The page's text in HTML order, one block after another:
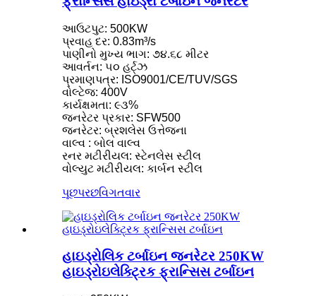
આઉટપુટ: 500KW
પ્રવાહ દર: 0.83m³/s
પાણીનો મુખ્ય ભાગ: ૭૪.૬૮ મીટર
આવર્તન: ૫૦ હર્ટ્ઝ
પ્રમાણપત્ર: ISO9001/CE/TUV/SGS
વોલ્ટેજ: 400V
કાર્યક્ષમતા: ૯૩%
જનરેટર પ્રકાર: SFW500
જનરેટર: બ્રશલેસ ઉત્તેજના
વાલ્વ : બોલ વાલ્વ
રનર મટીરીયલ: સ્ટેનલેસ સ્ટીલ
વોલ્યુટ મટીરીયલ: કાર્બન સ્ટીલ
પૂછપરછવિગતવાર
હાઇડ્રોલિક ટર્બાઇન જનરેટર 250KW
હાઇડ્રોઇલેક્ટ્રિક ફ્રાન્સિસ ટર્બાઇન